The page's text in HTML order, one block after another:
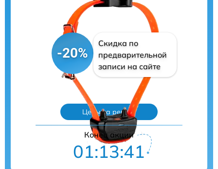
-20%
Скидка по
предварительной
записи на сайте
Цены на ремонт
Конец акции
01:13:41